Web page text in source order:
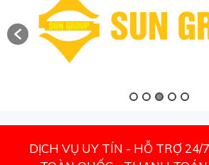
DỊCH VỤ UY TÍN - HỖ TRỢ 24/